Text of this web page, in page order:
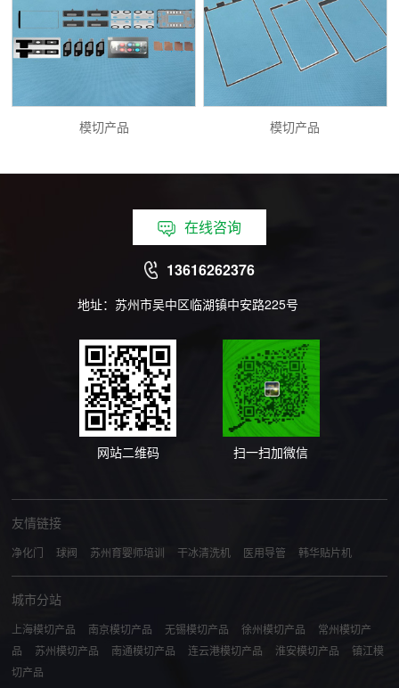
模切产品 模切产品
在线咨询
13616262376
地址：苏州市吴中区临湖镇中安路225号
网站二维码 扫一扫加微信
友情链接
净化门 球阀 苏州育婴师培训 干冰清洗机 医用导管 韩华贴片机
城市分站
上海模切产品 南京模切产品 无锡模切产品 徐州模切产品
常州模切产
品
苏州模切产品 南通模切产品 连云港模切产品 淮安模切产品
镇江模
切产品